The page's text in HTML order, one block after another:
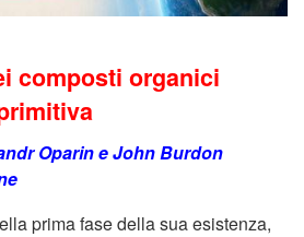
composti organici
OparineJohn Burdon
prima fase della sua esistenza,